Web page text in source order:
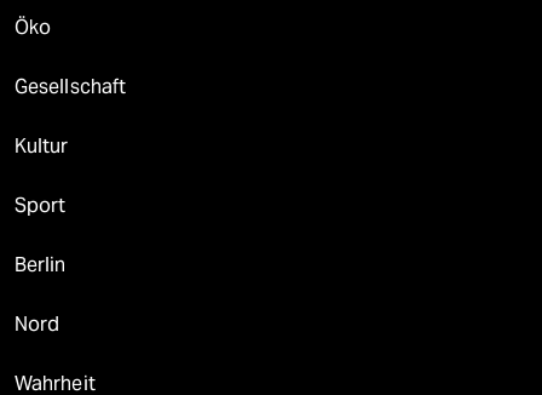
Öko
Gesellschaft
Kultur
Sport
Berlin
Nord
Wahrheit